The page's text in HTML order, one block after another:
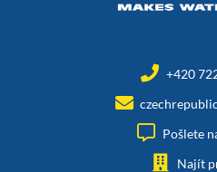
+420
Pošlete
Najít